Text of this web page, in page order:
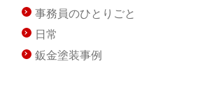
事務員のひとりごと
日常
鈑金塗装事例